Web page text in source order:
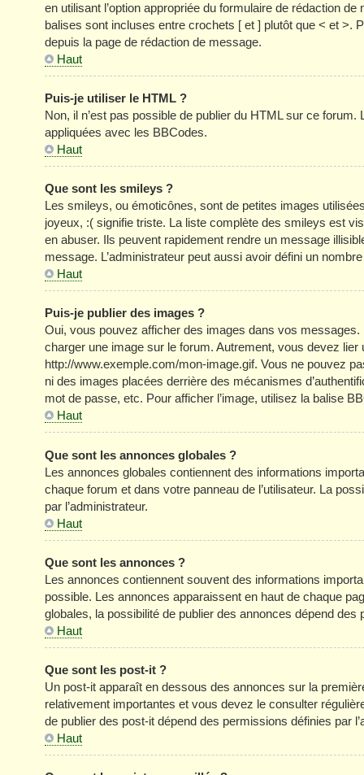
en utilisant l’option appropriée du formulaire de rédaction
balises sont incluses entre crochets [ et ] plutôt que < et >.
depuis la page de rédaction de message.
Haut
Puis-je utiliser le HTML ?
Non, il n’est pas possible de publier du HTML sur ce
appliquées avec les BBCodes.
Haut
Que sont les smileys ?
Les smileys, ou émoticônes, sont de petites images
joyeux, :( signifie triste. La liste complète des smileys est
en abuser. Ils peuvent rapidement rendre un message
message. L’administrateur peut aussi avoir défini un
Haut
Puis-je publier des images ?
Oui, vous pouvez afficher des images dans vos
charger une image sur le forum. Autrement, vous devez
http://www.exemple.com/mon-image.gif. Vous ne pouvez
ni des images placées derrière des mécanismes
mot de passe, etc. Pour afficher l’image, utilisez la balise
Haut
Que sont les annonces globales ?
Les annonces globales contiennent des informations
chaque forum et dans votre panneau de l’utilisateur. La
par l’administrateur.
Haut
Que sont les annonces ?
Les annonces contiennent souvent des informations
possible. Les annonces apparaissent en haut de chaque
globales, la possibilité de publier des annonces dépend des
Haut
Que sont les post-it ?
Un post-it apparaît en dessous des annonces sur la
relativement importantes et vous devez le consulter
de publier des post-it dépend des permissions définies par
Haut